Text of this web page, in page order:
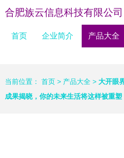
合肥族云信息科技有限公司
首页 企业简介 产品大全
当前位置： 首页 > 产品大全 > 大开眼
成果揭晓，你的未来生活将这样被重塑